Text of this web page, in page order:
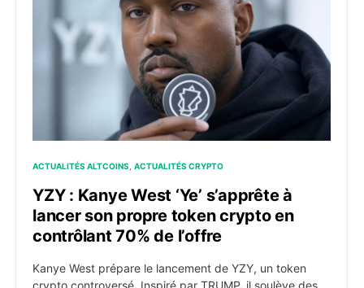
ACTUALITÉS ALTCOINS ACTUALITÉS CRYPTO
YZY : Kanye West ‘Ye’ s’apprête à
lancer son propre token crypto en
contrôlant 70% de l’offre
Kanye West prépare le lancement de YZY, un token
crypto controversé. Inspiré par TRUMP, il soulève des